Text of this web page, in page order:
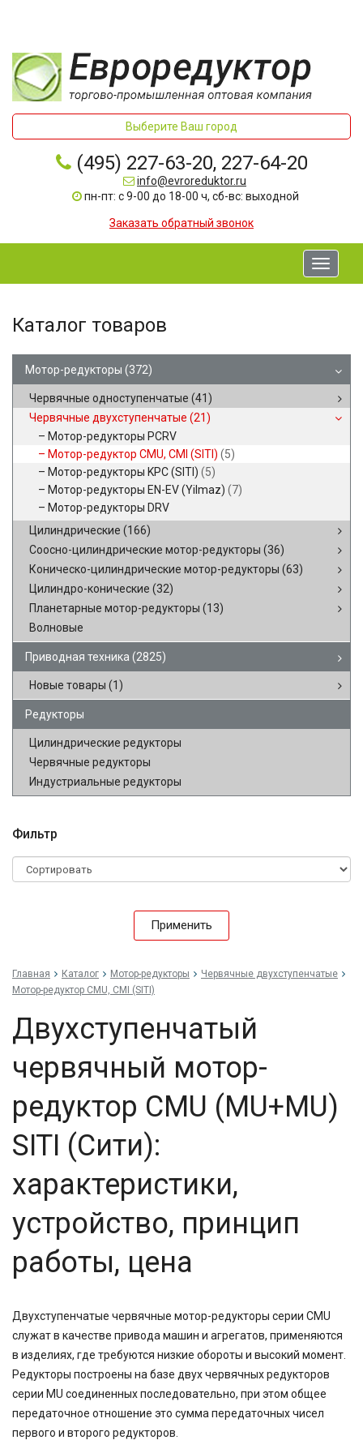
Выберите Ваш город
(495) 227-63-20, 227-64-20
info@evroreduktor.ru
пн-пт: с 9-00 до 18-00 ч, сб-вс: выходной
Заказать обратный звонок
Toggle
Каталог товаров
Мотор-редукторы (372)
Червячные одноступенчатые (41)
Червячные двухступенчатые (21)
Мотор-редукторы PCRV
Мотор-редуктор CMU, CMI (SITI) (5)
Мотор-редукторы KPC (SITI) (5)
Мотор-редукторы EN-EV (Yilmaz) (7)
Мотор-редукторы DRV
Цилиндрические (166)
Соосно-цилиндрические мотор-редукторы (36)
Коническо-цилиндрические мотор-редукторы (63)
Цилиндро-конические (32)
Планетарные мотор-редукторы (13)
Волновые
Приводная техника (2825)
Новые товары (1)
Редукторы
Цилиндрические редукторы
Червячные редукторы
Индустриальные редукторы
Фильтр
Применить
Главная Каталог Мотор-редукторы
Червячные двухступенчатые
Мотор-редуктор CMU, CMI (SITI)
Двухступенчатый
червячный мотор-
редуктор CMU (MU+MU)
SITI (Сити):
характеристики,
устройство, принцип
работы, цена
Двухступенчатые червячные мотор-редукторы серии CMU
служат в качестве привода машин и агрегатов, применяются
в изделиях, где требуются низкие обороты и высокий момент.
Редукторы построены на базе двух червячных редукторов
серии MU соединенных последовательно, при этом общее
передаточное отношение это сумма передаточных чисел
первого и второго редукторов.